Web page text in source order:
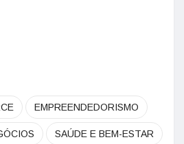
EMPREENDEDORISMO
SAÚDE E BEM-ESTAR